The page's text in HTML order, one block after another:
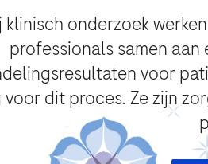
klinisch onderzoek
professionals samen
voor
dit proces. Ze zijn
met u opnemen?